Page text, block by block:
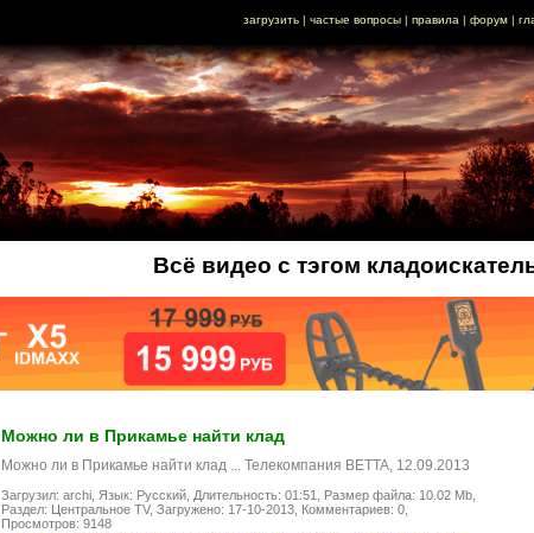
загрузить| частые вопросы| правила | форум|
Всё видео с тэгом
Можно ли в Прикамье найти клад
Можно ли в Прикамье найти клад ... Телекомпания BETTA, 12.09.2013
Загрузил: archi, Язык: Русский, Длительность: 01:51,
Размер файла: 10.02 Mb,
Раздел: Центральное TV, Загружено: 17-10-2013, Комментариев: 0,
Просмотров: 9148